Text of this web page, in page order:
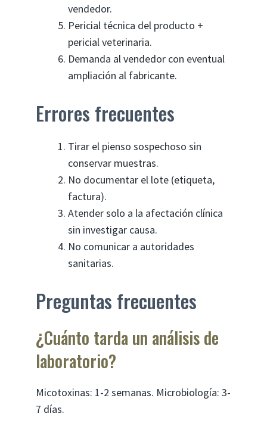
vendedor.
Pericial técnica del producto +
pericial veterinaria.
Demanda al vendedor con eventual
ampliación al fabricante.
Errores frecuentes
Tirar el pienso sospechoso sin
conservar muestras.
No documentar el lote (etiqueta,
factura).
Atender solo a la afectación clínica
sin investigar causa.
No comunicar a autoridades
sanitarias.
Preguntas frecuentes
¿Cuánto tarda un análisis de
laboratorio?
Micotoxinas: 1-2 semanas. Microbiología: 3-
7 días.